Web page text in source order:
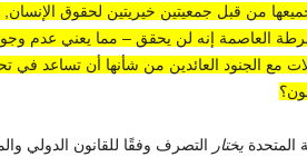
من قبل جمعيتين خيريتين لحقوق الإنسان,
العاصمة إنه لن يحقق – مما يعني عدم
مع الجنود العائدين من شأنها أن تساعد في
المتحدةيختار التصرف وفقًا للقانون الدولي